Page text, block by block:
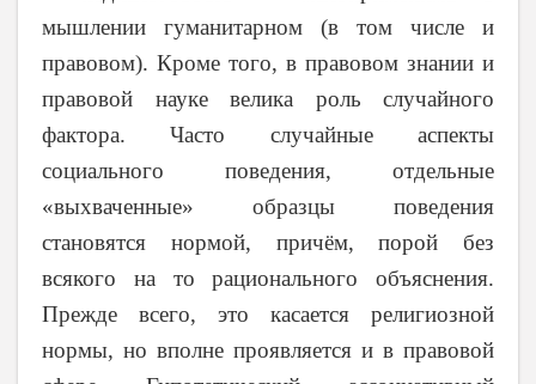
мышлении гуманитарном (в том числе и
правовом). Кроме того, в правовом знании и
правовой науке велика роль случайного
фактора. Часто случайные аспекты
социального поведения, отдельные
«выхваченные» образцы поведения
становятся нормой, причём, порой без
всякого на то рационального объяснения.
Прежде всего, это касается религиозной
нормы, но вполне проявляется и в правовой